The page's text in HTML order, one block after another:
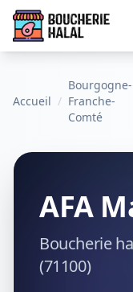
Accueil /
Bourgogne-
Franche-
Comté
AFA
Boucherie
(71100)